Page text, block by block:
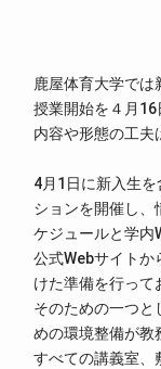
鹿屋体育大学では
授業開始を４月
内容や形態の工夫
4月1日に新入生
ションを開催し、
ケジュールと学内
公式Webサイトか
けた準備を行って
そのための一つと
めの環境整備が教
すべての講義室、